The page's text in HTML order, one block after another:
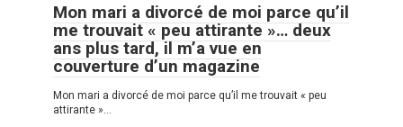
Mon mari a divorcé de moi parce qu’il
me trouvait « peu attirante »… deux
ans plus tard, il m’a vue en
couverture d’un magazine
Mon mari a divorcé de moi parce qu’il me trouvait « peu
attirante »…